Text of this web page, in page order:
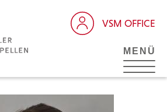
VSM OFFICE
MENÜ